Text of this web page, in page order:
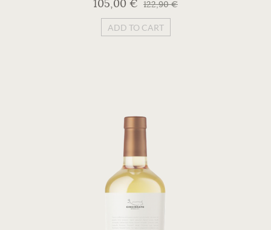
105,00 € 122,90 €
ADD TO CART